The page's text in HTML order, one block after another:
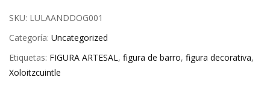
SKU: LULAANDDOG001
Categoría: Uncategorized
Etiquetas: FIGURA ARTESAL, figura de barro, figura decorativa,
Xoloitzcuintle